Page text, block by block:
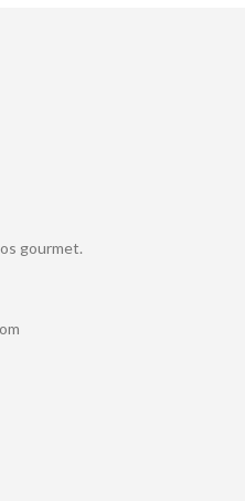
gourmet.